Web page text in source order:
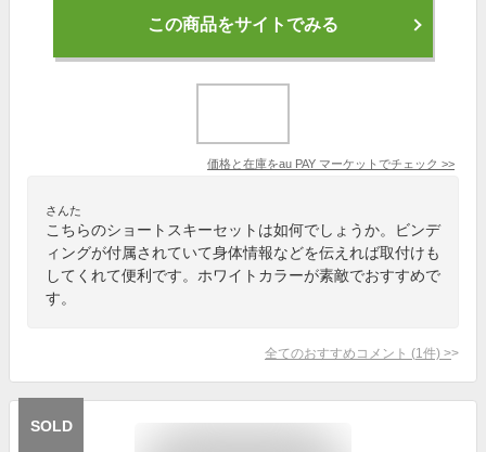
この商品をサイトでみる
価格と在庫をau PAY マーケット でチェック >>
さんた
こちらのショートスキーセットは如何でしょうか。ビンデ
ィングが付属されていて身体情報などを伝えれば取付けも
してくれて便利です。ホワイトカラーが素敵でおすすめで
す。
全てのおすすめコメント (1 件) >
SOLD